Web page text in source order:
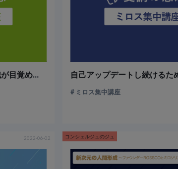
システムを知るだけで自己意識が目覚める～ミロス体感講座～
ミロス集中講座
2022-06-02 コンシェルジュのジュ